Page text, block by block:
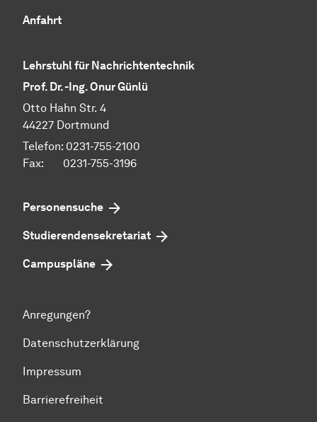
Anfahrt
Lehrstuhl für Nachrichtentechnik
Prof. Dr. -Ing. Onur Günlü
Otto Hahn Str. 4
44227 Dortmund
Telefon: 0231-755-2100
Fax: 0231-755-3196
Personensuche
Studierendensekretariat
Campuspläne
Anregungen?
Datenschutzerklärung
Impressum
Barrierefreiheit